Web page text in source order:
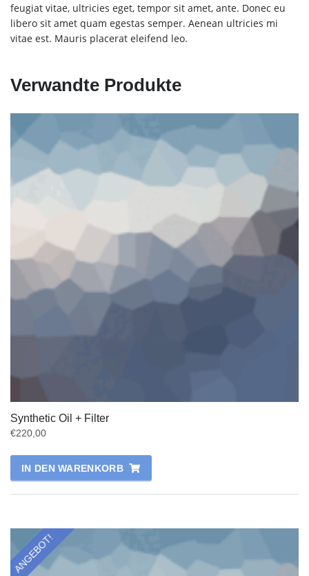
feugiat vitae, ultricies eget, tempor sit amet, ante. Donec eu
libero sit amet quam egestas semper. Aenean ultricies mi
vitae est. Mauris placerat eleifend leo.
Verwandte Produkte
Synthetic Oil + Filter
€220,00
IN DEN WARENKORB
ANGEBOT!